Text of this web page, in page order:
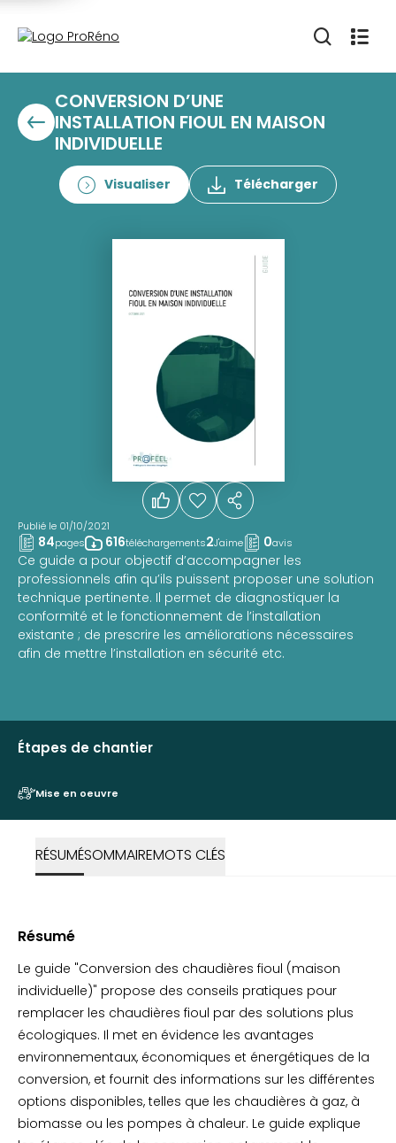
CONVERSION D’UNE
INSTALLATION FIOUL EN MAISON
INDIVIDUELLE
Visualiser Télécharger
Publié le 01/10/2021
84pages 616téléchargements2J'aime 0avis
Ce guide a pour objectif d’accompagner les
professionnels afin qu’ils puissent proposer une solution
technique pertinente. Il permet de diagnostiquer la
conformité et le fonctionnement de l’installation
existante ; de prescrire les améliorations nécessaires
afin de mettre l’installation en sécurité etc.
Étapes de chantier
Mise en oeuvre
RÉSUMÉSOMMAIREMOTS CLÉS
Résumé
Le guide "Conversion des chaudières fioul (maison
individuelle)" propose des conseils pratiques pour
remplacer les chaudières fioul par des solutions plus
écologiques. Il met en évidence les avantages
environnementaux, économiques et énergétiques de la
conversion, et fournit des informations sur les différentes
options disponibles, telles que les chaudières à gaz, à
biomasse ou les pompes à chaleur. Le guide explique